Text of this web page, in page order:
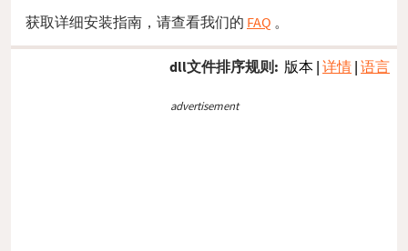
获取详细安装指南，请查看我们的 FAQ 。
dll文件排序规则: 版本 | 详情 | 语言
advertisement